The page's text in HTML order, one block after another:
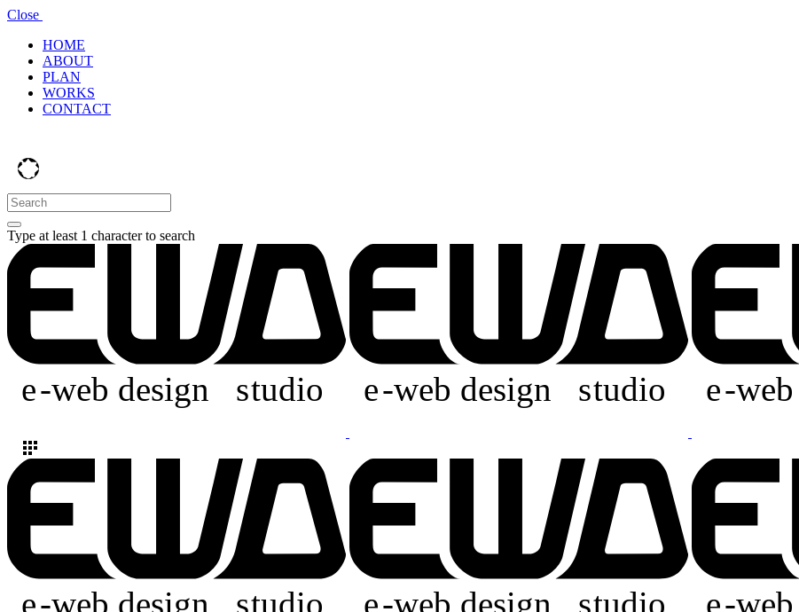
Close
HOME
ABOUT
PLAN
WORKS
CONTACT
Type at least 1 character to search